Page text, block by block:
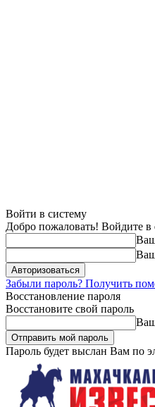
Войти в систему
Добро пожаловать! Войдите
Забыли пароль? Получить
Восстановление пароля
Восстановите свой пароль
Пароль будет выслан Вам по